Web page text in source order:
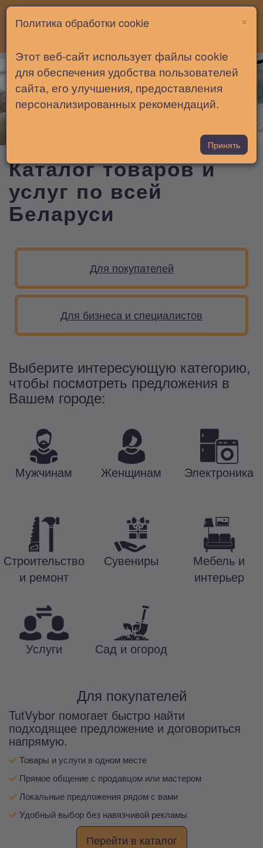
Ваш город Брест?
Да Нет, другой
Каталог товаров и
услуг по всей
Беларуси
Для покупателей
Для бизнеса и специалистов
Выберите интересующую категорию,
чтобы посмотреть предложения в
Вашем городе:
Мужчинам Женщинам Электроника
Строительство
и ремонт
Сувениры
Мебель и
интерьер
Услуги Сад и огород
Для покупателей
TutVybor помогает быстро найти
подходящее предложение и договориться
напрямую.
Товары и услуги в одном месте
Прямое общение с продавцом или мастером
Локальные предложения рядом с вами
Удобный выбор без навязчивой рекламы
Перейти в каталог
×
Политика обработки cookie
Этот веб-сайт использует файлы cookie
для обеспечения удобства пользователей
сайта, его улучшения, предоставления
персонализированных рекомендаций.
Принять